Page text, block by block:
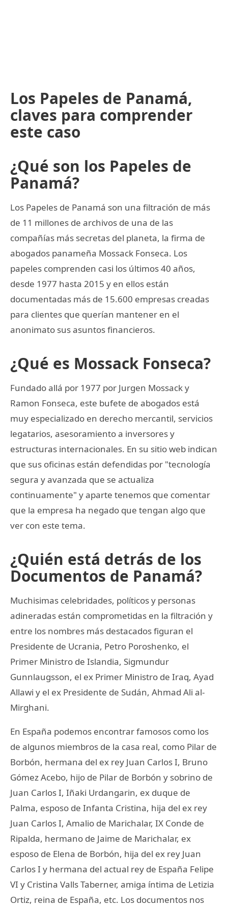
Los Papeles de Panamá,
claves para comprender
este caso
¿Qué son los Papeles de
Panamá?
Los Papeles de Panamá son una filtración de más
de 11 millones de archivos de una de las
compañías más secretas del planeta, la firma de
abogados panameña Mossack Fonseca. Los
papeles comprenden casi los últimos 40 años,
desde 1977 hasta 2015 y en ellos están
documentadas más de 15.600 empresas creadas
para clientes que querían mantener en el
anonimato sus asuntos financieros.
¿Qué es Mossack Fonseca?
Fundado allá por 1977 por Jurgen Mossack y
Ramon Fonseca, este bufete de abogados está
muy especializado en derecho mercantil, servicios
legatarios, asesoramiento a inversores y
estructuras internacionales. En su sitio web indican
que sus oficinas están defendidas por "tecnología
segura y avanzada que se actualiza
continuamente" y aparte tenemos que comentar
que la empresa ha negado que tengan algo que
ver con este tema.
¿Quién está detrás de los
Documentos de Panamá?
Muchisimas celebridades, políticos y personas
adineradas están comprometidas en la filtración y
entre los nombres más destacados figuran el
Presidente de Ucrania, Petro Poroshenko, el
Primer Ministro de Islandia, Sigmundur
Gunnlaugsson, el ex Primer Ministro de Iraq, Ayad
Allawi y el ex Presidente de Sudán, Ahmad Ali al-
Mirghani.
En España podemos encontrar famosos como los
de algunos miembros de la casa real, como Pilar de
Borbón, hermana del ex rey Juan Carlos I, Bruno
Gómez Acebo, hijo de Pilar de Borbón y sobrino de
Juan Carlos I, Iñaki Urdangarin, ex duque de
Palma, esposo de Infanta Cristina, hija del ex rey
Juan Carlos I, Amalio de Marichalar, IX Conde de
Ripalda, hermano de Jaime de Marichalar, ex
esposo de Elena de Borbón, hija del ex rey Juan
Carlos I y hermana del actual rey de España Felipe
VI y Cristina Valls Taberner, amiga íntima de Letizia
Ortiz, reina de España, etc. Los documentos nos